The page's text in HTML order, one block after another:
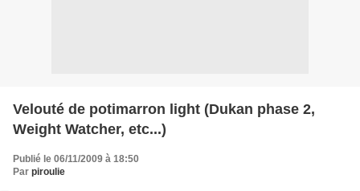
Velouté de potimarron light (Dukan phase 2,
Weight Watcher, etc...)
Publié le 06/11/2009 à 18:50
Par piroulie